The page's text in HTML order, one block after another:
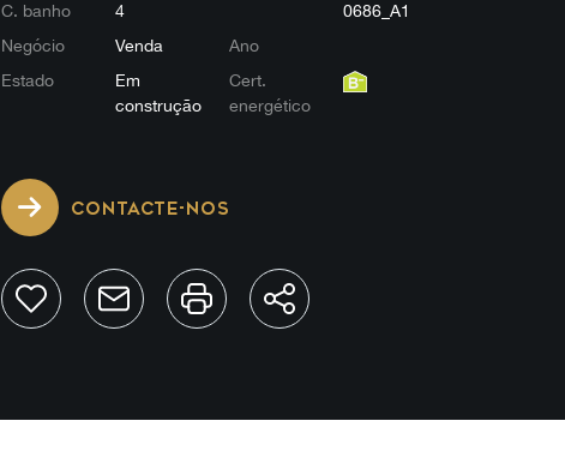
C. banho
4
Negócio
Venda
Estado
Em
construção
0686_A1
Ano
Cert.
energético
CONTACTE-NOS